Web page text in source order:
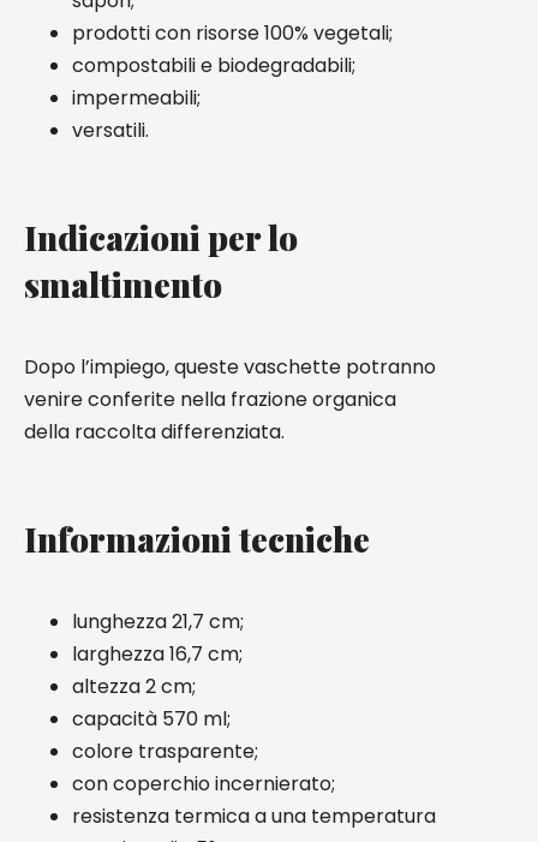
prodotti con risorse 100% vegetali;
compostabili e biodegradabili;
impermeabili;
versatili.
Indicazioni per lo
smaltimento
Dopo l’impiego, queste vaschette potranno
venire conferite nella frazione organica
della raccolta differenziata.
Informazioni tecniche
lunghezza 21,7 cm;
larghezza 16,7 cm;
altezza 2 cm;
capacità 570 ml;
colore trasparente;
con coperchio incernierato;
resistenza termica a una temperatura